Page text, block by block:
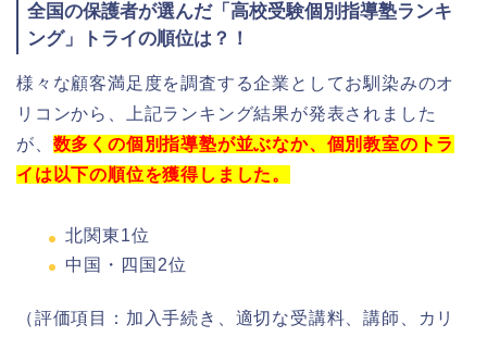
全国の保護者が選んだ「高校受験個別指導塾ランキ
ング」トライの順位は？！
様々な顧客満足度を調査する企業としてお馴染みのオ
リコンから、上記ランキング結果が発表されました
が、 数多くの個別指導塾が並ぶなか、個別教室のトラ
イは以下の順位を獲得しました。
北関東1位
中国・四国2位
（評価項目：加入手続き、適切な受講料、講師、カリ